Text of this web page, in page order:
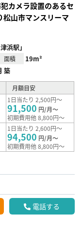
カメラ設置のあるセ
松山市マンスリーマ
浜駅」
面積 19m²
築
月額目安
1日当たり 2,500円～
91,500 円/月～
初期費用他 8,800円～
1日当たり 2,600円～
94,500 円/月～
初期費用他 8,800円～
電話する